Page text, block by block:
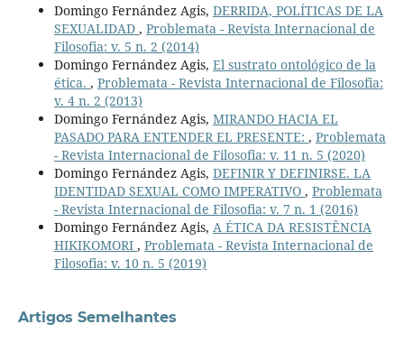
Domingo Fernández Agis, DERRIDA, POLÍTICAS DE LA
SEXUALIDAD , Problemata - Revista Internacional de
Filosofia: v. 5 n. 2 (2014)
Domingo Fernández Agis, El sustrato ontológico de la
ética. , Problemata - Revista Internacional de Filosofia:
v. 4 n. 2 (2013)
Domingo Fernández Agis, MIRANDO HACIA EL
PASADO PARA ENTENDER EL PRESENTE: , Problemata
- Revista Internacional de Filosofia: v. 11 n. 5 (2020)
Domingo Fernández Agis, DEFINIR Y DEFINIRSE. LA
IDENTIDAD SEXUAL COMO IMPERATIVO , Problemata
- Revista Internacional de Filosofia: v. 7 n. 1 (2016)
Domingo Fernández Agis, A ÉTICA DA RESISTÊNCIA
HIKIKOMORI , Problemata - Revista Internacional de
Filosofia: v. 10 n. 5 (2019)
Artigos Semelhantes